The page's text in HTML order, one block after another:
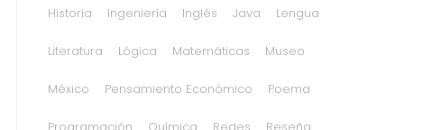
Historia Ingeniería Inglés Java Lengua
Literatura Lógica Matemáticas Museo
México Pensamiento Económico Poema